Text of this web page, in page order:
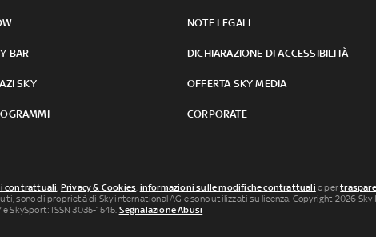
BAR
SKY
NOTE LEGALI
DICHIARAZIONE DI ACCESSIBILITÀ
OFFERTA SKY MEDIA
CORPORATE
contrattuali, Privacy & Cookies, informazioni sulle modifiche contrattuali o per
sono di proprietà di Sky international AG e sono utilizzati su licenza. Copyright 2026 Sky
SkySport: ISSN 3035-1545. Segnalazione Abusi